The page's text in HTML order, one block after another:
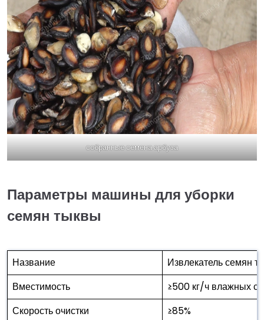
собранные семена арбуза
Параметры машины для уборки
семян тыквы
Название
Извлекатель семян
Вместимость
≥500 кг/ч влажных
Скорость очистки
≥85%